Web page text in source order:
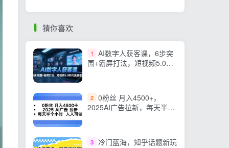
猜你喜欢
1
AI数字人获客课，6步突
围+霸屏打法，短视频5.0时
2 0粉丝 月入4500+，
2025AI广告拉新，每天半个
3
冷门蓝海，知乎话题新玩